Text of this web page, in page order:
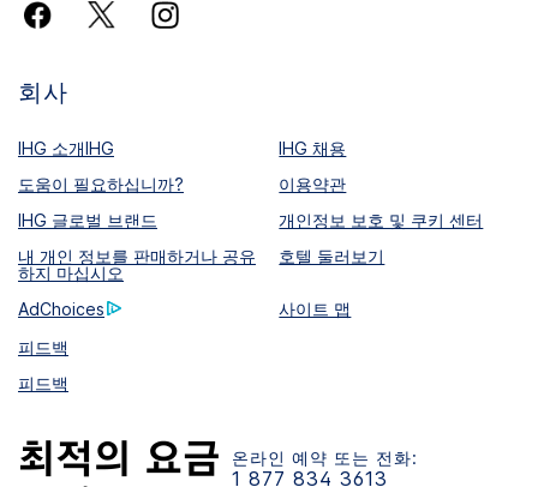
회사
IHG 소개IHG
IHG 채용
도움이 필요하십니까?
이용약관
IHG 글로벌 브랜드
개인정보 보호 및 쿠키 센터
내 개인 정보를 판매하거나 공유
하지 마십시오
호텔 둘러보기
AdChoices
사이트 맵
피드백
피드백
온라인 예약 또는 전화:
1 877 834 3613